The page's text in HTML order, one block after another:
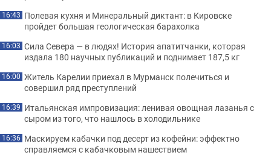
16:43 Полевая кухня и Минеральный диктант: в Кировске
пройдет большая геологическая барахолка
16:03 Сила Севера — в людях! История апатитчанки, которая
издала 180 научных публикаций и поднимает 187,5 кг
16:00 Житель Карелии приехал в Мурманск полечиться и
совершил ряд преступлений
16:39 Итальянская импровизация: ленивая овощная лазанья с
сыром из того, что нашлось в холодильнике
16:36 Маскируем кабачки под десерт из кофейни: эффектно
справляемся с кабачковым нашествием